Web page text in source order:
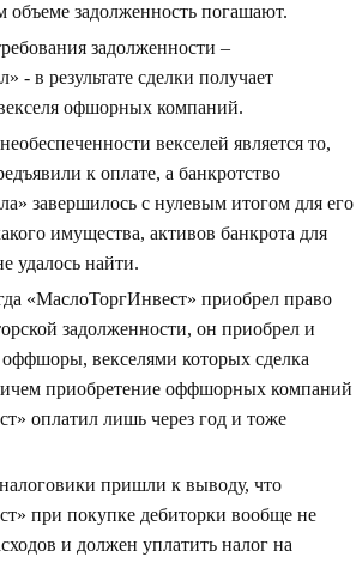
объеме задолженность погашают.
задолженности –
- в результате сделки получает
офшорных компаний.
векселей является то,
к оплате, а банкротство
завершилось с нулевым итогом для его
имущества, активов банкрота для
удалось найти.
«МаслоТоргИнвест» приобрел право
задолженности, он приобрел и
векселями которых сделка
приобретение оффшорных компаний
оплатил лишь через год и тоже
пришли к выводу, что
при покупке дебиторки вообще не
и должен уплатить налог на